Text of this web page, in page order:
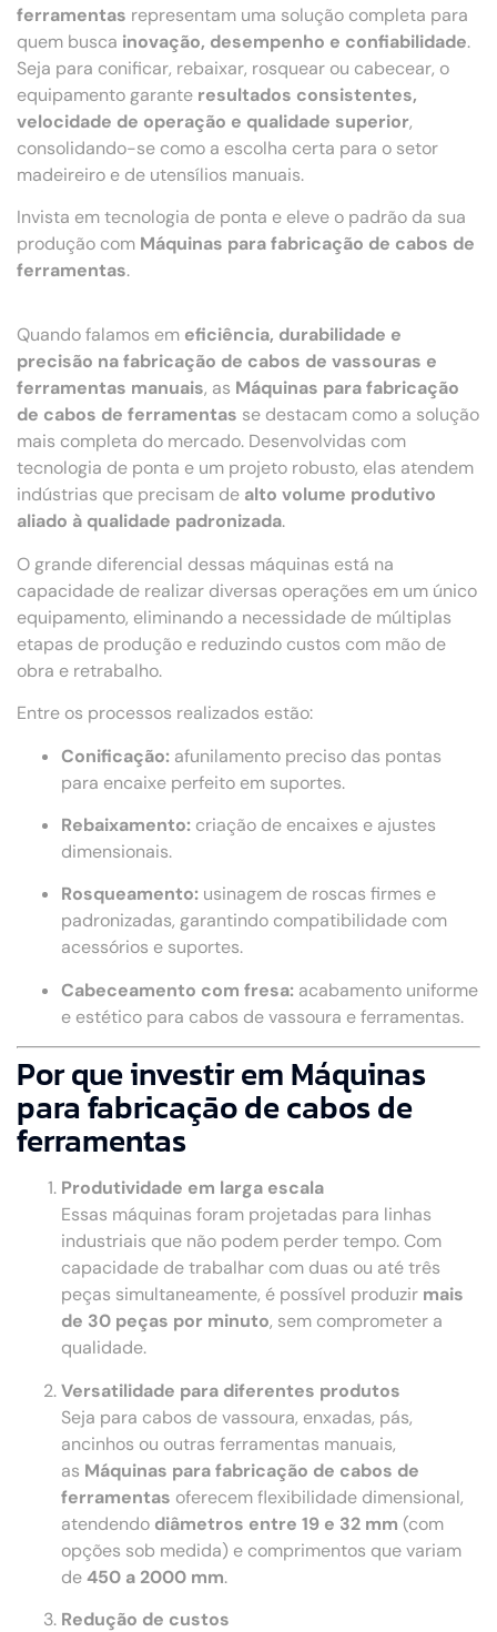
ferramentas representam uma solução completa para
quem busca inovação, desempenho e confiabilidade.
Seja para conificar, rebaixar, rosquear ou cabecear, o
equipamento garante resultados consistentes,
velocidade de operação e qualidade superior,
consolidando-se como a escolha certa para o setor
madeireiro e de utensílios manuais.
Invista em tecnologia de ponta e eleve o padrão da sua
produção com Máquinas para fabricação de cabos de
ferramentas.
Quando falamos em eficiência, durabilidade e
precisão na fabricação de cabos de vassouras e
ferramentas manuais, as Máquinas para fabricação
de cabos de ferramentas se destacam como a solução
mais completa do mercado. Desenvolvidas com
tecnologia de ponta e um projeto robusto, elas atendem
indústrias que precisam de alto volume produtivo
aliado à qualidade padronizada.
O grande diferencial dessas máquinas está na
capacidade de realizar diversas operações em um único
equipamento, eliminando a necessidade de múltiplas
etapas de produção e reduzindo custos com mão de
obra e retrabalho.
Entre os processos realizados estão:
Conificação: afunilamento preciso das pontas
para encaixe perfeito em suportes.
Rebaixamento: criação de encaixes e ajustes
dimensionais.
Rosqueamento: usinagem de roscas firmes e
padronizadas, garantindo compatibilidade com
acessórios e suportes.
Cabeceamento com fresa: acabamento uniforme
e estético para cabos de vassoura e ferramentas.
Por que investir em Máquinas
para fabricação de cabos de
ferramentas
Produtividade em larga escala
Essas máquinas foram projetadas para linhas
industriais que não podem perder tempo. Com
capacidade de trabalhar com duas ou até três
peças simultaneamente, é possível produzir mais
de 30 peças por minuto, sem comprometer a
qualidade.
Versatilidade para diferentes produtos
Seja para cabos de vassoura, enxadas, pás,
ancinhos ou outras ferramentas manuais,
as Máquinas para fabricação de cabos de
ferramentas oferecem flexibilidade dimensional,
atendendo diâmetros entre 19 e 32 mm (com
opções sob medida) e comprimentos que variam
de450 a 2000 mm.
Redução de custos